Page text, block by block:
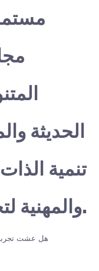
الحديثة
تنمية
والمهنية لتحقيق النجاح المنشود.
هل عشت